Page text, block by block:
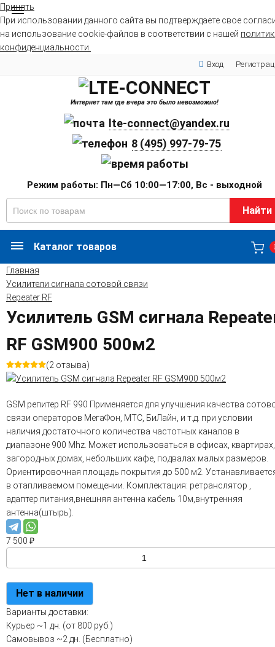
Принять
При использовании данного сайта вы подтверждаете свое
на использование cookie-файлов в соответствии с нашей
конфиденциальности.
Вход
Интернет там где вчера это было невозможно!
lte-connect@yandex.ru
8 (495) 997-79-75
Режим работы: Пн—Сб 10:00—17:00, Вс - выходной
Найти
Каталог товаров
Главная
Усилители сигнала сотовой связи
Repeater RF
Усилитель GSM сигнала
RF GSM900 500м2
(2 отзыва)
GSM репитер RF 990 Применяется для улучшения качества
связи операторов МегаФон, МТС, БиЛайн, и т.д. при условии
наличия достаточного количества частотных каналов в
диапазоне 900 Mhz. Может использоваться в офисах, квартирах,
загородных домах, небольших кафе, подвалах малых размеров.
Ориентировочная площадь покрытия до 500 м2.
в отапливаемом помещении. Комплектация: ретранслятор ,
адаптер питания,внешняя антенна кабель 10м,внутренняя
антенна(штырь).
7 500 ₽
Нет в наличии
Варианты доставки:
Курьер ~1 дн. (от 800 руб.)
Самовывоз ~2 дн. (Бесплатно)